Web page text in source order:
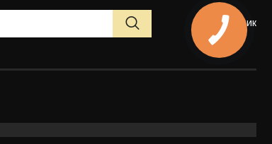
Кошик